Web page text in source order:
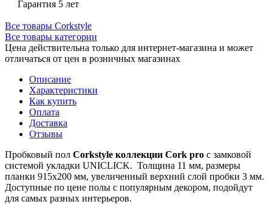
Гарантия 5 лет
Все товары Corkstyle
Все товары категории
Цена действительна только для интернет-магазина и может
отличаться от цен в розничных магазинах
Описание
Характеристики
Как купить
Оплата
Доставка
Отзывы
Пробковый пол Corkstyle коллекции Cork pro с замковой
системой укладки UNICLICK. Толщина 11 мм, размеры
планки 915х200 мм, увеличенный верхний слой пробки 3 мм.
Доступные по цене полы с популярным декором, подойдут
для самых разных интерьеров.